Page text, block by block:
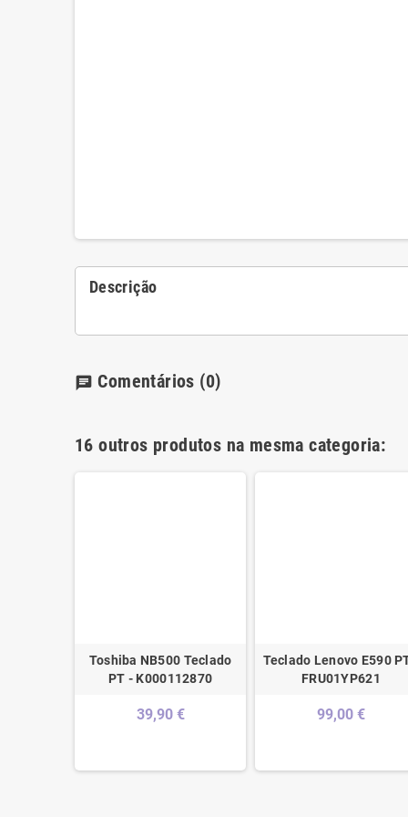
Descrição
chat Comentários (0)
16 outros produtos na mesma categoria:
Toshiba NB500 Teclado
PT - K000112870
39,90 €
Teclado Lenovo E590
FRU01YP621
99,00 €